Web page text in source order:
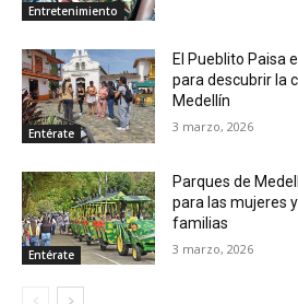
Entretenimiento
Entérate
El Pueblito Paisa
para descubrir la
Medellín
3 marzo, 2026
Entérate
Parques de
para las mujeres
familias
3 marzo, 2026